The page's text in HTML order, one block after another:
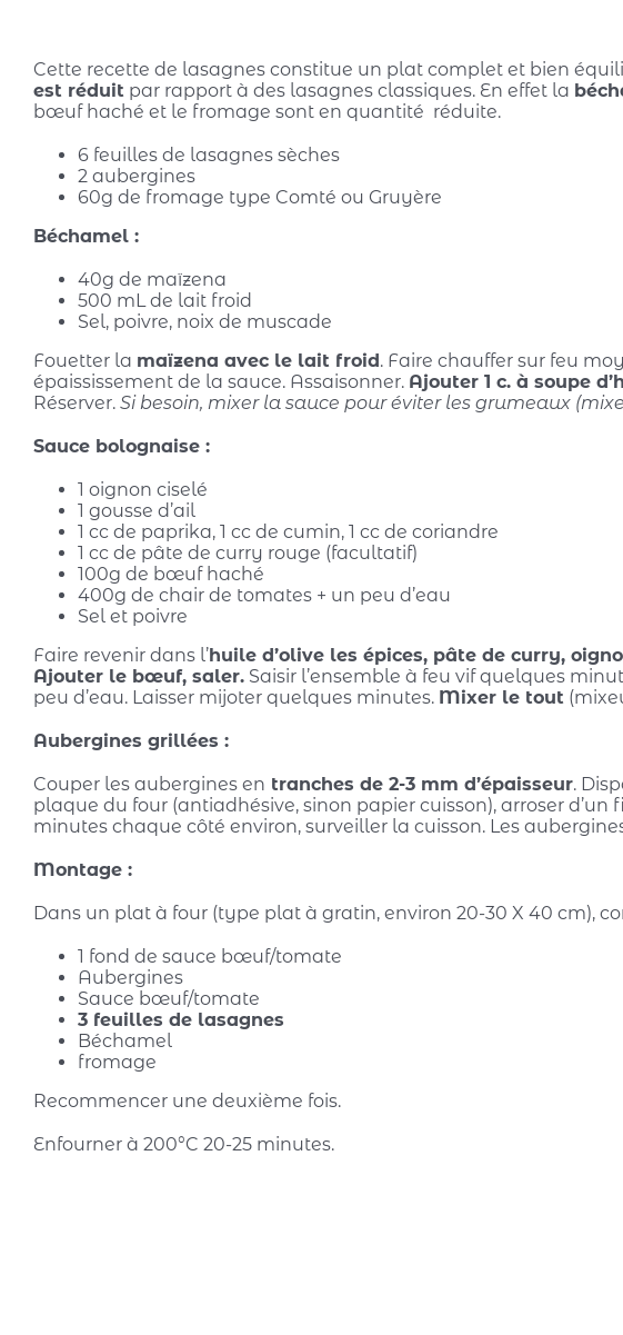
Cette recette de lasagnes constitue un plat complet et bien
est réduitpar rapport à des lasagnes classiques. En effet la
bœuf haché et le fromage sont en quantité réduite.
6 feuilles de lasagnes sèches
2 aubergines
60g de fromage type Comté ou Gruyère
Béchamel :
40g de maïzena
500 mL de lait froid
Sel, poivre, noix de muscade
Fouetter la maïzena avec le lait froid. Faire chauffer sur feu
épaississement de la sauce. Assaisonner. Ajouter 1 c. à soupe
Réserver. Si besoin, mixer la sauce pour éviter les grumeaux
Sauce bolognaise :
1 oignon ciselé
1 gousse d’ail
1 cc de paprika, 1 cc de cumin, 1 cc de coriandre
1 cc de pâte de curry rouge (facultatif)
100g de bœuf haché
400g de chair de tomates + un peu d’eau
Sel et poivre
Faire revenir dans l’huile d’olive les épices, pâte de curry,
Ajouter le bœuf, saler.Saisir l’ensemble à feu vif quelques
peu d’eau. Laisser mijoter quelques minutes. Mixer le tout
Aubergines grillées :
Couper les aubergines en tranches de 2-3 mm d’épaisseur.
plaque du four (antiadhésive, sinon papier cuisson), arroser d’un
minutes chaque côté environ, surveiller la cuisson. Les
Montage :
Dans un plat à four (type plat à gratin, environ 20-30 X 40 cm),
1 fond de sauce bœuf/tomate
Aubergines
Sauce bœuf/tomate
3 feuilles de lasagnes
Béchamel
fromage
Recommencer une deuxième fois.
Enfourner à 200°C 20-25 minutes.